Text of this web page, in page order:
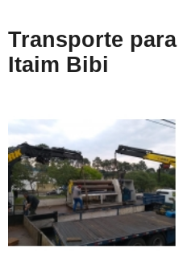
Transporte
Itaim Bibi